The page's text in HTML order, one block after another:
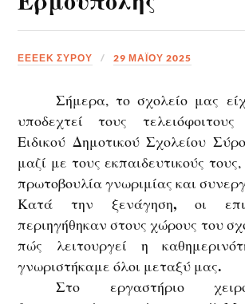
ΕΕΕΕΚ ΣΥΡΟΥ 29 ΜΑΪ́ΟΥ 2025
Σήμερα, το σχολείο μας
υποδεχτεί τους
Ειδικού Δημοτικού Σχολείου
μαζί με τους εκπαιδευτικούς
πρωτοβουλίαγνωριμίας και
Κατά την ξενάγηση, οι
περιηγήθηκαν στους χώρους του
πώς λειτουργεί η
γνωριστήκαμε όλοι μεταξύ μας.
Στο εργαστήριο